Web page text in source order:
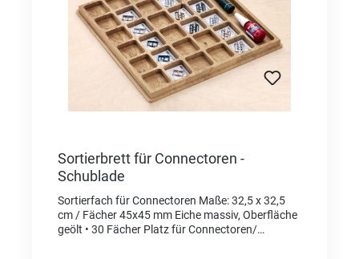
Sortierbrett für Connectoren -
Schublade
Sortierfach für Connectoren Maße: 32,5 x 32,5
cm / Fächer 45x45 mm Eiche massiv, Oberfläche
geölt • 30 Fächer Platz für Connectoren/